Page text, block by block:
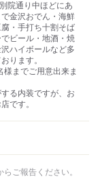
院通り中ほどにあ
金沢おでん・海鮮
・手打ち十割そば
ビール・地酒・焼
ハイボールなど多
ります。
までご用意出来ま
る内装ですが、お
です。
ご報告ください。